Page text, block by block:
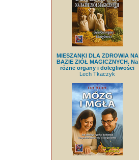
MIESZANKI DLA ZDROWIA NA
BAZIE ZIÓŁ MAGICZNYCH. Na
różne organy i dolegliwości
Lech Tkaczyk